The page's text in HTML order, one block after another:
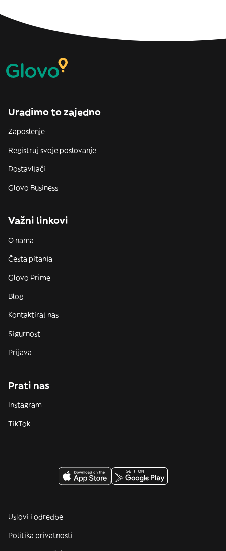
Uradimo to zajedno
Zaposlenje
Registruj svoje poslovanje
Dostavljači
Glovo Business
Važni linkovi
O nama
Česta pitanja
Glovo Prime
Blog
Kontaktiraj nas
Sigurnost
Prijava
Prati nas
Instagram
TikTok
Uslovi i odredbe
Politika privatnosti